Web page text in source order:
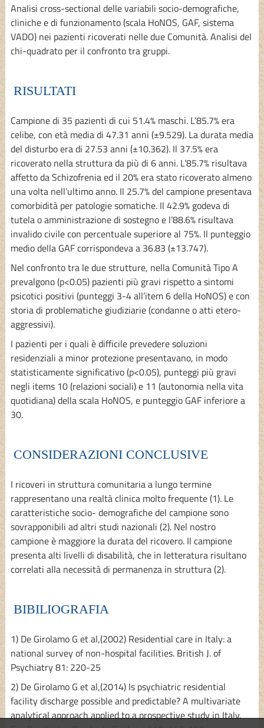
Analisi cross-sectional delle variabili socio-demografiche,
cliniche e di funzionamento (scala HoNOS, GAF, sistema
VADO) nei pazienti ricoverati nelle due Comunità. Analisi del
chi-quadrato per il confronto tra gruppi.
RISULTATI
Campione di 35 pazienti di cui 51.4% maschi. L’85.7% era
celibe, con età media di 47.31 anni (±9.529). La durata media
del disturbo era di 27.53 anni (±10.362). Il 37.5% era
ricoverato nella struttura da più di 6 anni. L’85.7% risultava
affetto da Schizofrenia ed il 20% era stato ricoverato almeno
una volta nell’ultimo anno. Il 25.7% del campione presentava
comorbidità per patologie somatiche. Il 42.9% godeva di
tutela o amministrazione di sostegno e l’88.6% risultava
invalido civile con percentuale superiore al 75%. Il punteggio
medio della GAF corrispondeva a 36.83 (±13.747).
Nel confronto tra le due strutture, nella Comunità Tipo A
prevalgono (p<0.05) pazienti più gravi rispetto a sintomi
psicotici positivi (punteggi 3-4 all’item 6 della HoNOS) e con
storia di problematiche giudiziarie (condanne o atti etero-
aggressivi).
I pazienti per i quali è difficile prevedere soluzioni
residenziali a minor protezione presentavano, in modo
statisticamente significativo (p<0.05), punteggi più gravi
negli items 10 (relazioni sociali) e 11 (autonomia nella vita
quotidiana) della scala HoNOS, e punteggio GAF inferiore a
30.
CONSIDERAZIONI CONCLUSIVE
I ricoveri in struttura comunitaria a lungo termine
rappresentano una realtà clinica molto frequente (1). Le
caratteristiche socio- demografiche del campione sono
sovrapponibili ad altri studi nazionali (2). Nel nostro
campione è maggiore la durata del ricovero. Il campione
presenta alti livelli di disabilità, che in letteratura risultano
correlati alla necessità di permanenza in struttura (2).
BIBILIOGRAFIA
1) De Girolamo G et al,(2002) Residential care in Italy: a
national survey of non-hospital facilities. British J. of
Psychiatry 81: 220-25
2) De Girolamo G et al,(2014) Is psychiatric residential
facility discharge possible and predictable? A multivariate
analytical approach applied to a prospective study in Italy.